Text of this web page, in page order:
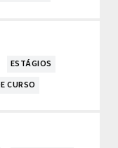
ESTÁGIOS
CURSO